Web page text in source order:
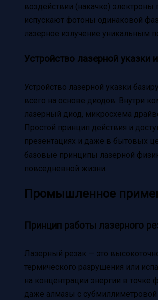
воздействии (накачке) электроны
испускают фотоны одинаковой
лазерное излучение уникальным
Устройство лазерной указки
Устройство лазерной указки
всего на основе диодов. Внутри
лазерный диод, микросхема
Простой принцип действия и
презентациях и даже в бытовых
базовые принципы лазерной
повседневной жизни.
Промышленное
Принцип работы лазерного
Лазерный резак — это
термического разрушения или
на концентрации энергии в точке
даже алмазы с субмиллиметровой